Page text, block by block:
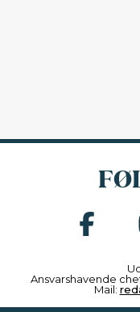
Ansvarshavende
Mail: